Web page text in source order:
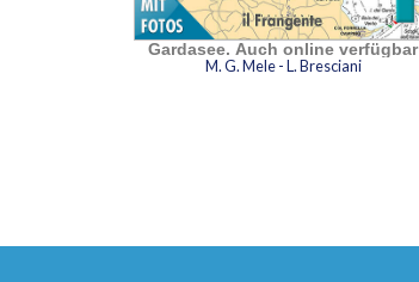
Gardasee. Auch online verfügbar
M. G. Mele - L. Bresciani